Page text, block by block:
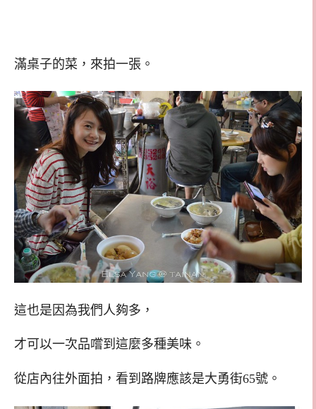
滿桌子的菜，來拍一張。
這也是因為我們人夠多，
才可以一次品嚐到這麼多種美味。
從店內往外面拍，看到路牌應該是大勇街65號。